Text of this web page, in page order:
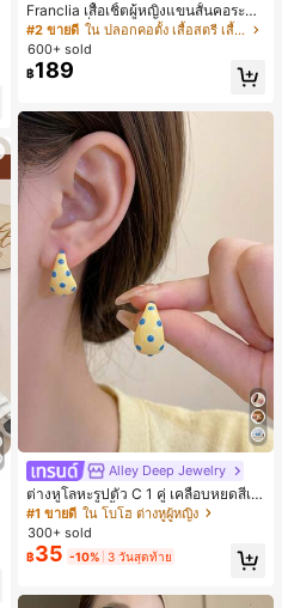
Franclia เสื้อเชิ้ตผู้หญิงแขนสั้นคอระบา
ยกระดุมเดี่ยวลายทาง
#2 ขายดี
ใน ปลอกคอตั้ง เสื้อสตรี เสื้อเบลาส์ & Tee
600+ sold
฿189
Alley Deep Jewelry
ต่างหูโลหะรูปตัว C 1 คู่ เคลือบหยดสีเห
ลือง ลายจุดสีน้ำเงิน สไตล์ยุโรปและอเม
ริกัน แฟชั่นส่วนตัว หวานและสง่างาม
สำหรับผู้หญิงและเด็กหญิง สำหรับการเ
ดินทาง งานแต่งงาน ปาร์ตี้ วันเกิด ของ
#1 ขายดี ใน โบโฮ ต่างหูผู้หญิง
ลูกค้ากลับมาซื้อซ้ำ!
เกือบหมดแล้ว!
#1 ขายดี ใน โบโฮ ต่างหูผู้หญิง
ลูกค้ากลับมาซื้อซ้ำ!
เกือบหมดแล้ว!
#1 ขายดี ใน โบโฮ ต่างหูผู้หญิง
ลูกค้ากลับมาซื้อซ้ำ!
เกือบหมดแล้ว!
#1 ขายดี ใน โบโฮ ต่างหูผู้หญิง
เกือบหมดแล้ว!
300+ sold
฿35 -10% 3 วันสุดท้าย